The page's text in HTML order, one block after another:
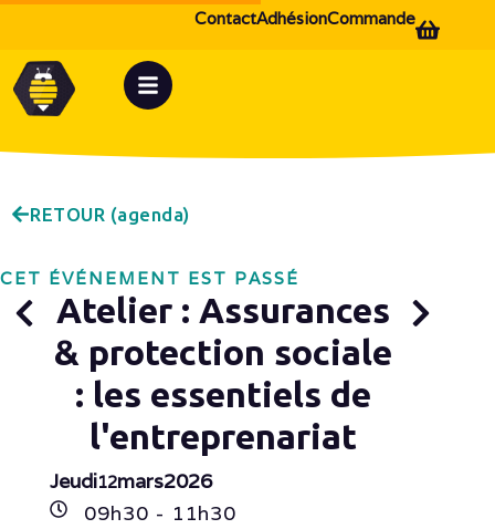
Commande
Adhésion
Contact
RETOUR (agenda)
CET ÉVÉNEMENT EST PASSÉ
Atelier : Assurances
& protection sociale
: les essentiels de
l'entreprenariat
Jeudi12mars2026
09h30 - 11h30